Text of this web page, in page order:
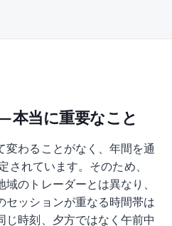
本当に重要なこと
変わることがなく、年間を通
れています。そのため、
のトレーダーとは異なり、
セッションが重なる時間帯は
じ時刻、夕方ではなく午前中